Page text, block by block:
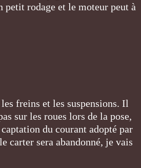
petit rodage et le moteur peut à
freins et les suspensions. Il
sur les roues lors de la pose,
du courant adopté par
carter sera abandonné, je vais